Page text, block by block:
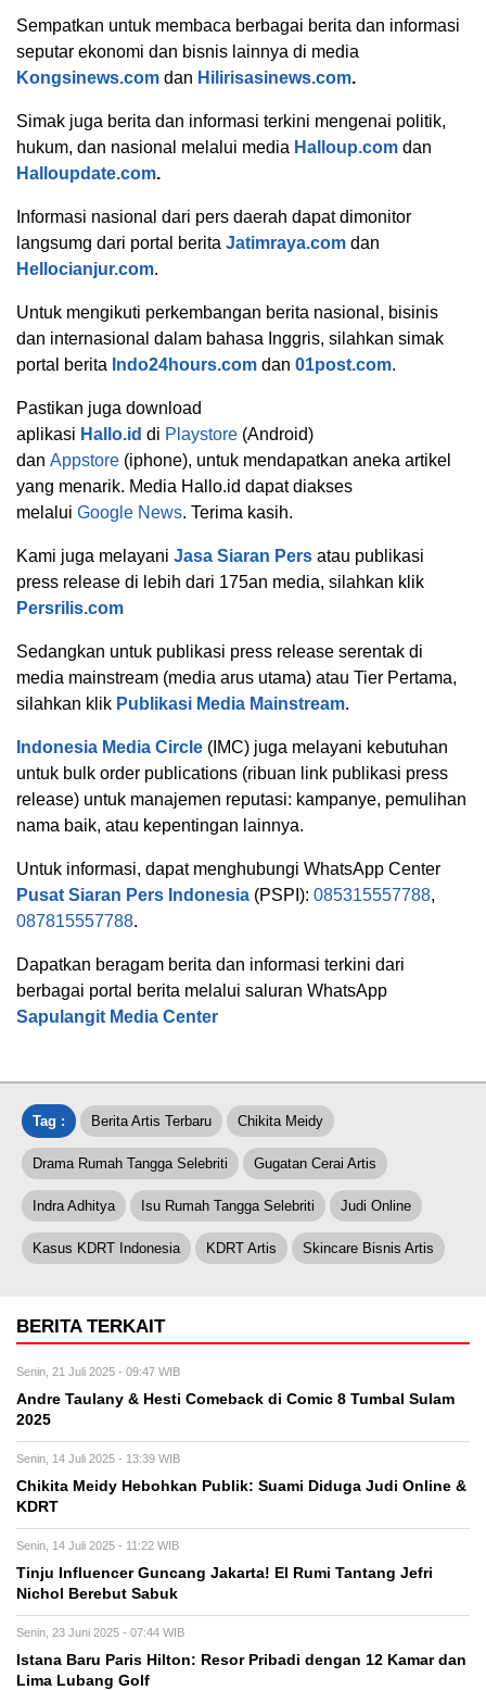
Sempatkan untuk membaca berbagai berita dan informasi
seputar ekonomi dan bisnis lainnya di media
Kongsinews.com dan Hilirisasinews.com.
Simak juga berita dan informasi terkini mengenai politik,
hukum, dan nasional melalui media Halloup.com dan
Halloupdate.com.
Informasi nasional dari pers daerah dapat dimonitor
langsumg dari portal berita Jatimraya.com dan
Hellocianjur.com.
Untuk mengikuti perkembangan berita nasional, bisinis
dan internasional dalam bahasa Inggris, silahkan simak
portal berita Indo24hours.com dan 01post.com.
Pastikan juga download
aplikasi Hallo.id di Playstore (Android)
dan Appstore (iphone), untuk mendapatkan aneka artikel
yang menarik. Media Hallo.id dapat diakses
melalui Google News. Terima kasih.
Kami juga melayani Jasa Siaran Pers atau publikasi
press release di lebih dari 175an media, silahkan klik
Persrilis.com
Sedangkan untuk publikasi press release serentak di
media mainstream (media arus utama) atau Tier Pertama,
silahkan klik Publikasi Media Mainstream.
Indonesia Media Circle (IMC) juga melayani kebutuhan
untuk bulk order publications (ribuan link publikasi press
release) untuk manajemen reputasi: kampanye, pemulihan
nama baik, atau kepentingan lainnya.
Untuk informasi, dapat menghubungi WhatsApp Center
Pusat Siaran Pers Indonesia (PSPI): 085315557788,
087815557788.
Dapatkan beragam berita dan informasi terkini dari
berbagai portal berita melalui saluran WhatsApp
Sapulangit Media Center
Tag : Berita Artis Terbaru Chikita Meidy
Drama Rumah Tangga Selebriti Gugatan Cerai Artis
Indra Adhitya Isu Rumah Tangga Selebriti Judi Online
Kasus KDRT Indonesia KDRT Artis Skincare Bisnis Artis
BERITA TERKAIT
Senin, 21 Juli 2025 - 09:47 WIB
Andre Taulany & Hesti Comeback di Comic 8 Tumbal Sulam
2025
Senin, 14 Juli 2025 - 13:39 WIB
Chikita Meidy Hebohkan Publik: Suami Diduga Judi Online &
KDRT
Senin, 14 Juli 2025 - 11:22 WIB
Tinju Influencer Guncang Jakarta! El Rumi Tantang Jefri
Nichol Berebut Sabuk
Senin, 23 Juni 2025 - 07:44 WIB
Istana Baru Paris Hilton: Resor Pribadi dengan 12 Kamar dan
Lima Lubang Golf